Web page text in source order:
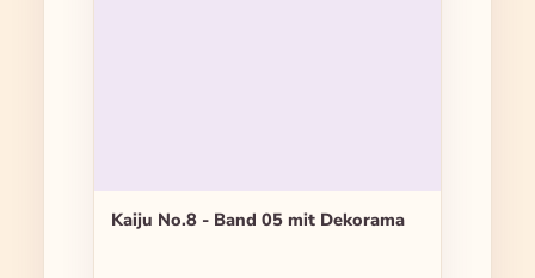
Kaiju No.8 - Band 05 mit Dekorama